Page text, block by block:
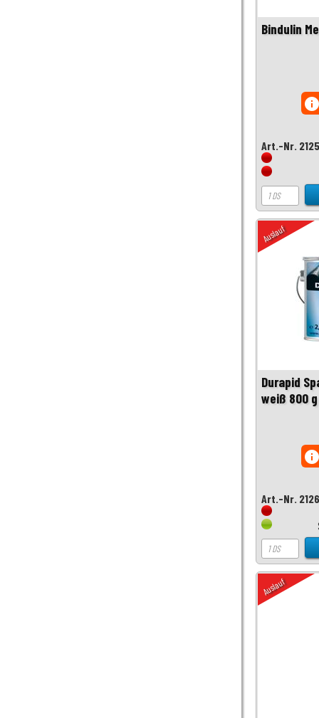
Bindulin
Art.-Nr.
Auslauf
Durapid
weiß 800 g
Art.-Nr.
Auslauf